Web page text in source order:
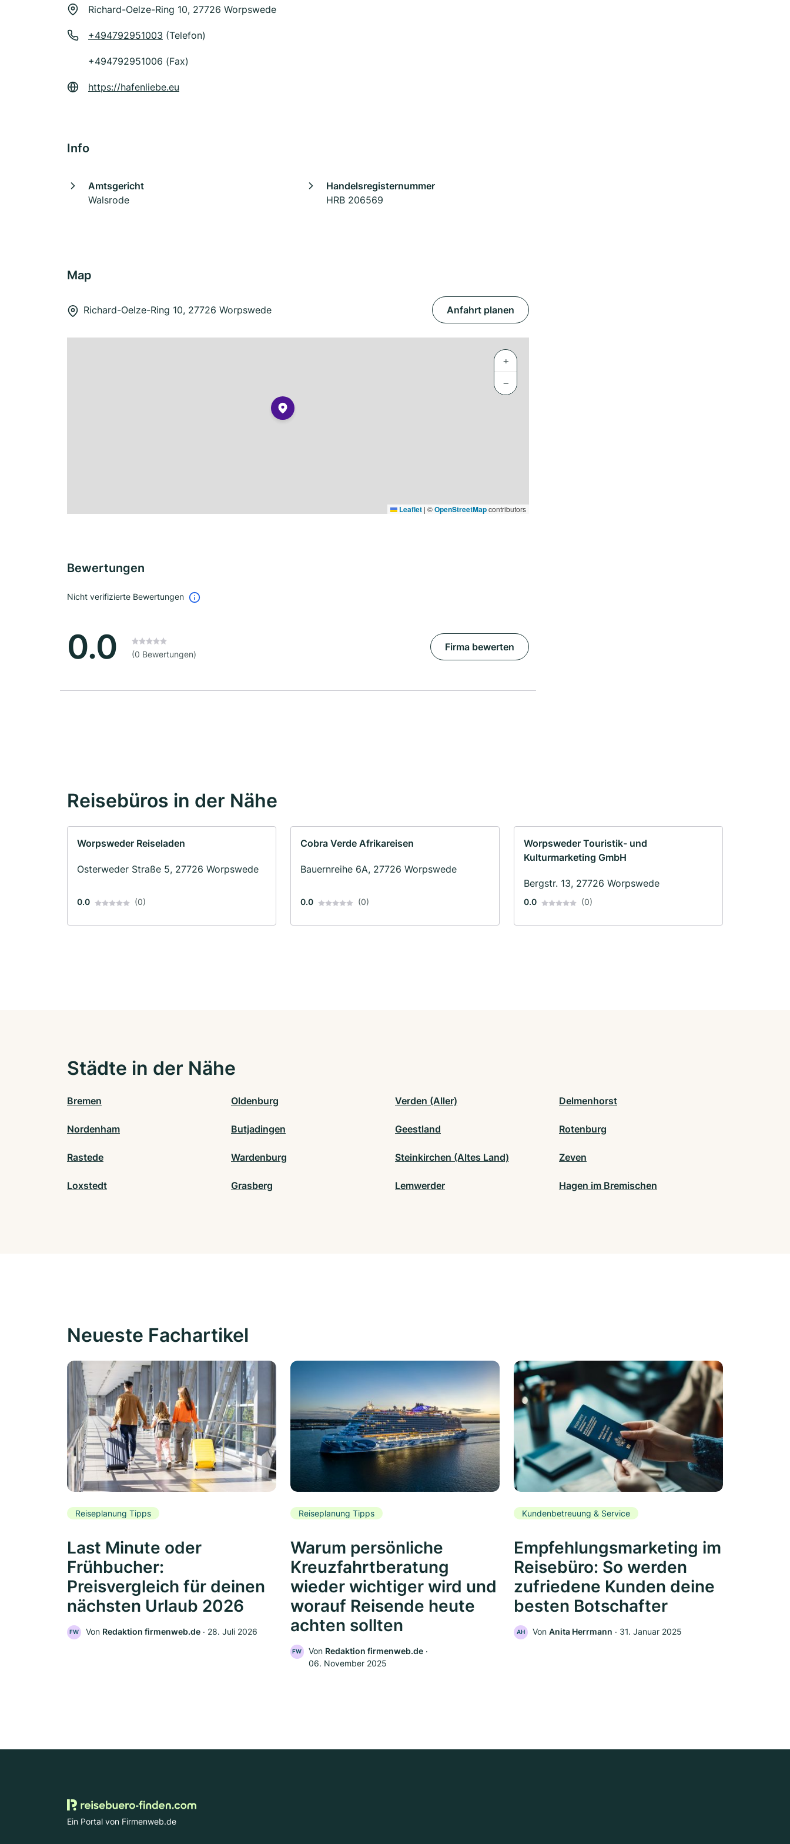
Richard-Oelze-Ring 10, 27726 Worpswede
+494792951003 (Telefon)
+494792951006 (Fax)
https://hafenliebe.eu
Info
Amtsgericht
Walsrode
Handelsregisternummer
HRB 206569
Map
Richard-Oelze-Ring 10, 27726 Worpswede Anfahrt planen
+
−
Leaflet | ©OpenStreetMapcontributors
Bewertungen
Nicht verifizierte Bewertungen
0.0 (0 Bewertungen)
Firma bewerten
Reisebüros in der Nähe
Worpsweder Reiseladen
Osterweder Straße 5, 27726 Worpswede
0.0 (0)
Cobra Verde Afrikareisen
Bauernreihe 6A, 27726 Worpswede
0.0 (0)
Worpsweder Touristik- und
Kulturmarketing GmbH
Bergstr. 13, 27726 Worpswede
0.0 (0)
Städte in der Nähe
Bremen Oldenburg Verden (Aller) Delmenhorst
Nordenham Butjadingen Geestland Rotenburg
Rastede Wardenburg Steinkirchen (Altes Land) Zeven
Loxstedt Grasberg Lemwerder Hagen im Bremischen
Neueste Fachartikel
Reiseplanung Tipps
Last Minute oder
Frühbucher:
Preisvergleich für deinen
nächsten Urlaub 2026
FW Von Redaktion firmenweb.de ‧ 28. Juli 2026
Reiseplanung Tipps
Warum persönliche
Kreuzfahrtberatung
wieder wichtiger wird und
worauf Reisende heute
achten sollten
FW Von Redaktion firmenweb.de‧
06. November 2025
Kundenbetreuung & Service
Empfehlungsmarketing im
Reisebüro: So werden
zufriedene Kunden deine
besten Botschafter
AH Von Anita Herrmann ‧ 31. Januar 2025
Ein Portal von Firmenweb.de